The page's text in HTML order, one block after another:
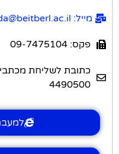
מייל: meida@beitberl.ac.il
פקס: 09-7475104
כתובת לשליחת
4490500